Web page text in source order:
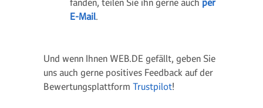
fanden, teilen Sie ihn gerne auch per
E-Mail.
Und wenn Ihnen WEB.DE gefällt, geben Sie
uns auch gerne positives Feedback auf der
Bewertungsplattform Trustpilot!